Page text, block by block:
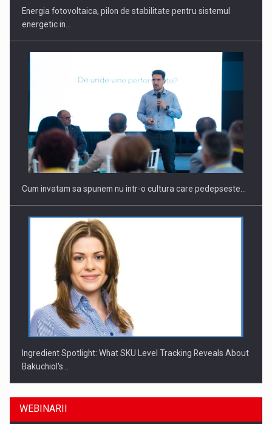
Energia fotovoltaica, pilon de stabilitate pentru sistemul
energetic in…
Cum invatam sa spunem nu intr-o cultura care pedepseste…
Ingredient Spotlight: What SKU Level Tracking Reveals About
Bakuchiol's…
WEBINARII